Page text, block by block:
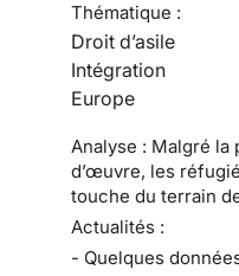
Thématique :
Droit d’asile
Intégration
Europe
Analyse : Malgré la
d’œuvre, les
touche du terrain
Actualités :
- Quelques